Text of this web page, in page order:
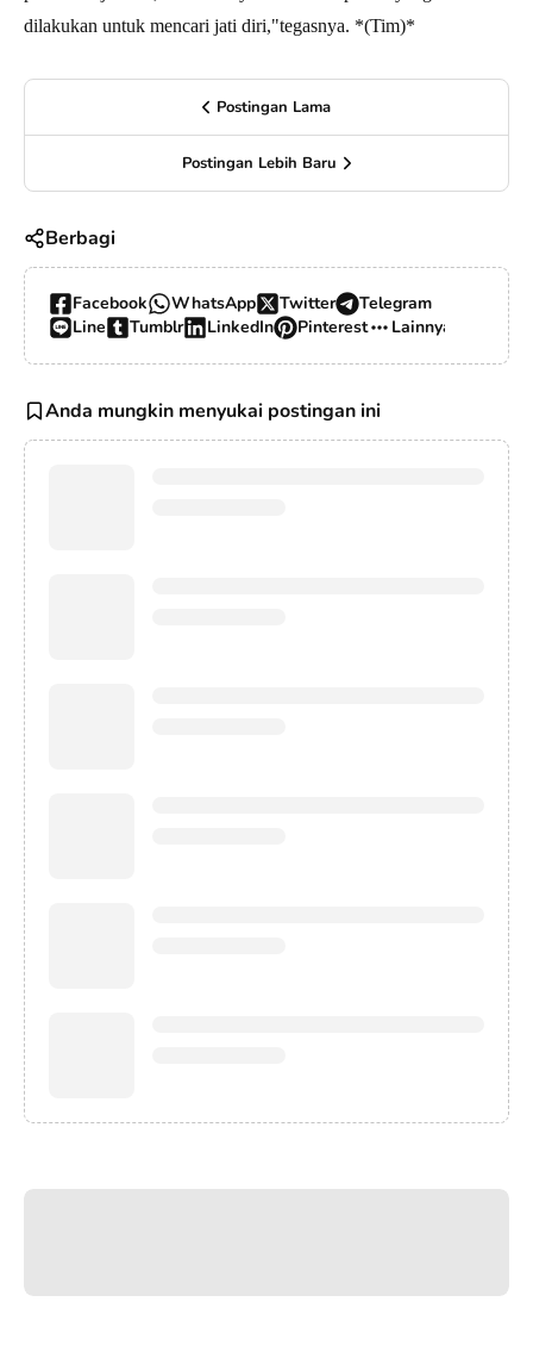
dilakukan untuk mencari jati diri,"tegasnya. *(Tim)*
Postingan Lama
Postingan Lebih Baru
Berbagi
Facebook WhatsApp Twitter
Telegram
Line
Tumblr LinkedIn Pinterest Lainnya…
Anda mungkin menyukai postingan ini